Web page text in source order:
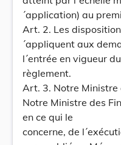
´application) au
Art. 2. Les
´appliquent aux
l´entrée en vigueur
règlement.
Art. 3. Notre Ministre
Notre Ministre des
en ce qui le
concerne, de